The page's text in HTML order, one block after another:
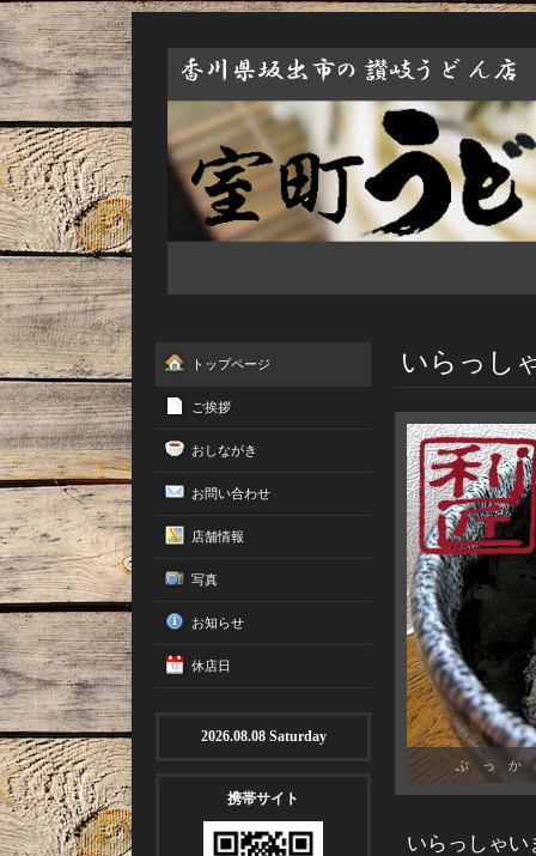
いらっし
ぶ っ か
いらっしゃい
トップページ
ご挨拶
おしながき
お問い合わせ
店舗情報
写真
お知らせ
休店日
2026.08.08 Saturday
携帯サイト